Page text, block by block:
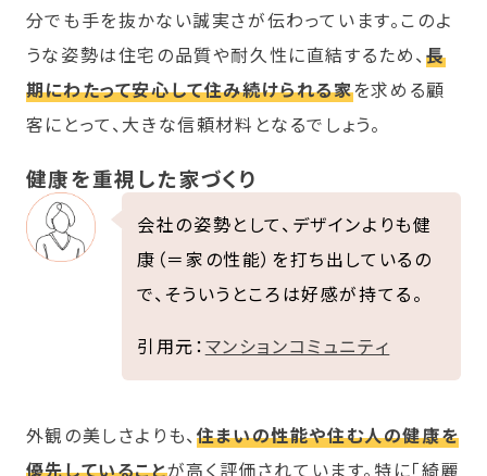
分でも手を抜かない誠実さが伝わっています。このよ
うな姿勢は住宅の品質や耐久性に直結するため、長
期にわたって安心して住み続けられる家を求める顧
客にとって、大きな信頼材料となるでしょう。
健康を重視した家づくり
会社の姿勢として、デザインよりも健
康（＝家の性能）を打ち出しているの
で、そういうところは好感が持てる。
引用元：マンションコミュニティ
外観の美しさよりも、住まいの性能や住む人の健康を
優先していることが高く評価されています。特に「綺麗